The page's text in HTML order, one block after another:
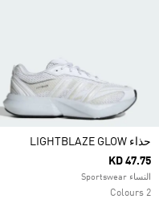
حذاء LIGHTBLAZE GLOW
KD 47.75
النساء Sportswear
2 Colours